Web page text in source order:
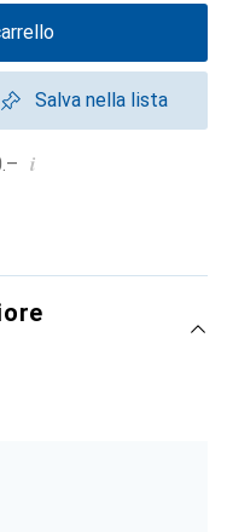
Salva nella lista
i